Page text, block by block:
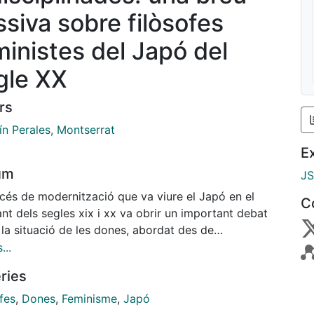
sobre filòsofes
del Japó del
XX
Perales, Montserrat
de modernització que va viure el Japó en el
dels segles xix i xx va obrir un important debat
situació de les dones, abordat des de
feministes diversos i en contrast amb el
instrumentalització dels drets de les dones.
, Dones, Feminisme, Japó